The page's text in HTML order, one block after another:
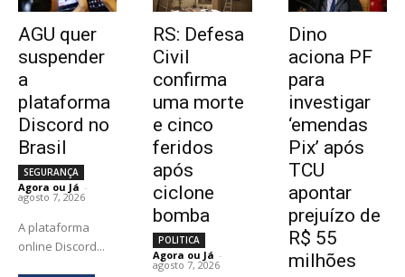
AGU quer
suspender
a
plataforma
Discord no
Brasil
SEGURANÇA
Agora ou Já -
agosto 7, 2026
A plataforma
online Discord...
RS: Defesa
Civil
confirma
uma morte
e cinco
feridos
após
ciclone
bomba
POLITICA
Agora ou Já -
agosto 7, 2026
Dino
aciona PF
para
investigar
‘emendas
Pix’ após
TCU
apontar
prejuízo de
R$ 55
milhões